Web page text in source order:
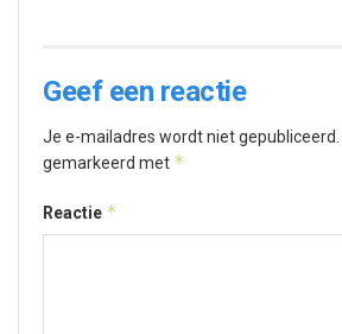
Geef een reactie
Je e-mailadres wordt niet gepubliceerd.
gemarkeerd met *
Reactie *